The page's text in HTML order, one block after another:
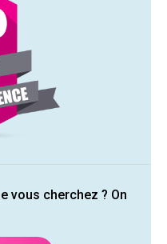
vous cherchez ? On